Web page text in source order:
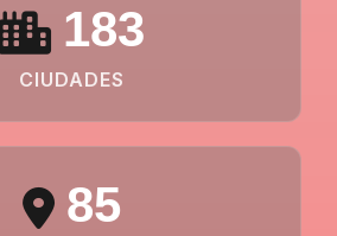
183
CIUDADES
85